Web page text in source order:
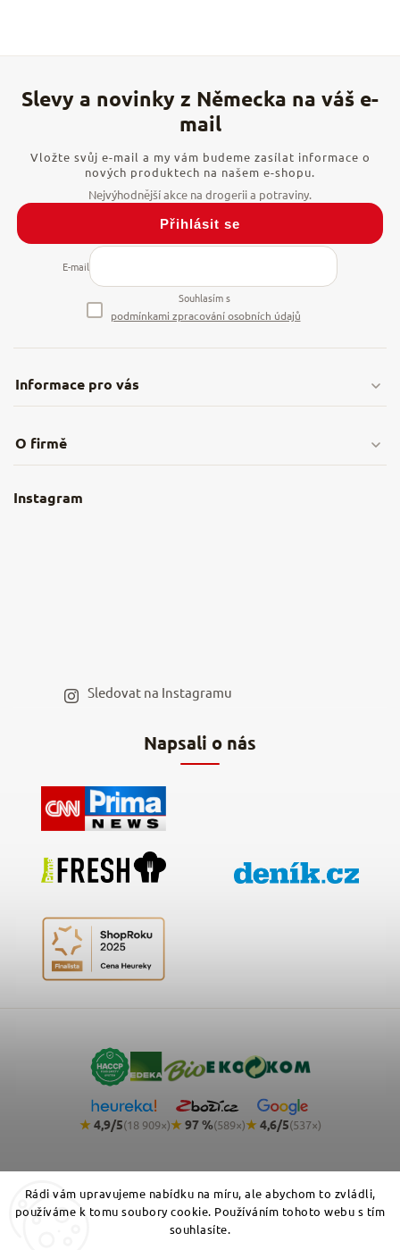
Rádi vám upravujeme nabídku na míru, ale abychom to zvládli,
používáme k tomu soubory cookie. Používáním tohoto webu s tím
souhlasíte.
Informace pro vás
Obchodní podmínky
Nejčastější dotazy
Vložte svůj e-mail a my vám budeme zasílat informace o
nových produktech na našem e-shopu.
E-mail
Souhlasím s
podmínkami zpracování osobních údajů
Přihlásit se
Napsali o nás
Instagram
Sledovat na Instagramu
O firmě
Hodnocení obchodu
★4,9/5(18 909×)★97 %(589×)★4,6/5(537×)